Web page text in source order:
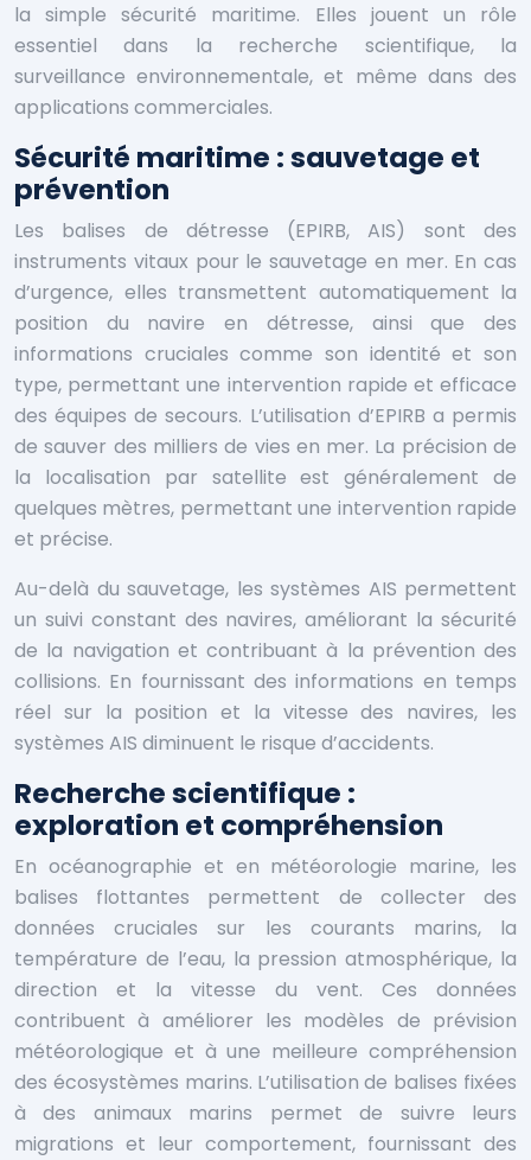
la simple sécurité maritime. Elles jouent un rôle
essentiel dans la recherche scientifique, la
surveillance environnementale, et même dans des
applications commerciales.
Sécurité maritime : sauvetage et
prévention
Les balises de détresse (EPIRB, AIS) sont des
instruments vitaux pour le sauvetage en mer. En cas
d’urgence, elles transmettent automatiquement la
position du navire en détresse, ainsi que des
informations cruciales comme son identité et son
type, permettant une intervention rapide et efficace
des équipes de secours. L’utilisation d’EPIRB a permis
de sauver des milliers de vies en mer. La précision de
la localisation par satellite est généralement de
quelques mètres, permettant une intervention rapide
et précise.
Au-delà du sauvetage, les systèmes AIS permettent
un suivi constant des navires, améliorant la sécurité
de la navigation et contribuant à la prévention des
collisions. En fournissant des informations en temps
réel sur la position et la vitesse des navires, les
systèmes AIS diminuent le risque d’accidents.
Recherche scientifique :
exploration et compréhension
En océanographie et en météorologie marine, les
balises flottantes permettent de collecter des
données cruciales sur les courants marins, la
température de l’eau, la pression atmosphérique, la
direction et la vitesse du vent. Ces données
contribuent à améliorer les modèles de prévision
météorologique et à une meilleure compréhension
des écosystèmes marins. L’utilisation de balises fixées
à des animaux marins permet de suivre leurs
migrations et leur comportement, fournissant des